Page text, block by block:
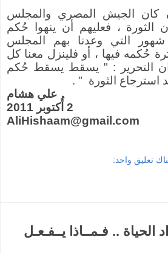
كان الجيش المصري والمجلس
الثورة ، فعليهم أن ينهوا حُكم
شهور التي وعدنا بهم المجلس
حُكمه فيها ، أو فلينزل معنا كل
التحرير : " يسقط يسقط حُكم
استرجاع الثورة " .
علي هشام
2 أُكتوبر 2011
AliHishaam@gmail.com
تعليق واحد:
الحياة .. فـمــاذا يــفـعـل